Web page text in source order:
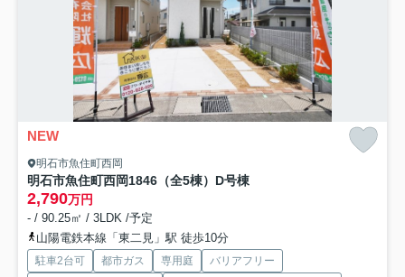
NEW
明石市魚住町西岡
明石市魚住町西岡1846（全5棟）D号棟
2,790万円
- / 90.25㎡ / 3LDK /予定
山陽電鉄本線「東二見」駅 徒歩10分
駐車2台可 都市ガス 専用庭
バリアフリー